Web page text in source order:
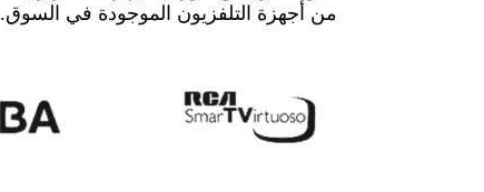
من أجهزة التلفزيون الموجودة في السوق.